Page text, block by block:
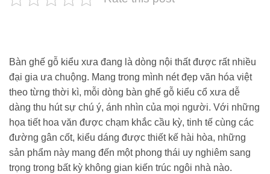
Bàn ghế gỗ kiểu xưa đang là dòng nội thất được rất nhiều
đại gia ưa chuộng. Mang trong mình nét đẹp văn hóa việt
theo từng thời kì, mỗi dòng bàn ghế gỗ kiểu cổ xưa dễ
dàng thu hút sự chú ý, ánh nhìn của mọi người. Với những
họa tiết hoa văn được chạm khắc cầu kỳ, tinh tế cùng các
đường gân cốt, kiểu dáng được thiết kế hài hòa, những
sản phẩm này mang đến một phong thái uy nghiêm sang
trọng trong bất kỳ không gian kiến trúc ngôi nhà nào.